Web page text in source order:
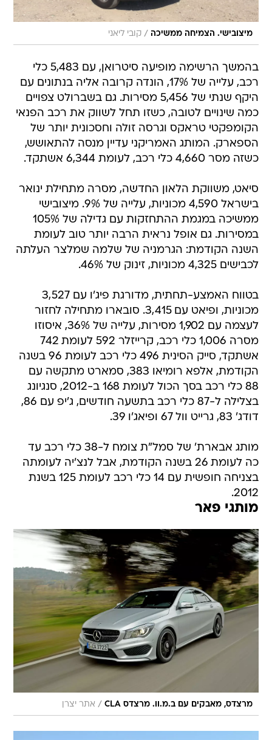
מיצובישי. הצמיחה ממשיכה / קובי ליאני
בהמשך הרשימה מופיעה סיטרואן, עם 5,483 כלי
רכב, עלייה של 17%, הונדה קרובה אליה בנתונים עם
היקף שנתי של 5,456 מסירות. גם בשברולט צפויים
כמה שינויים לטובה, כשזו תחל לשווק את רכב הפנאי
הקומפקטי טראקס וגרסה זולה וחסכונית יותר של
הספארק. המותג האמריקני עדיין מנסה להתאושש,
כשזה מסר 4,660 כלי רכב, לעומת 6,344 אשתקד.
סיאט, משווקת הלאון החדשה, מסרה מתחילת ינואר
בישראל 4,590 מכוניות, עלייה של 9%. מיצובישי
ממשיכה במגמת ההתחזקות עם גדילה של 105%
במסירות. גם אופל נראית הרבה יותר טוב לעומת
השנה הקודמת: הגרמניה של שלמה שמלצר העלתה
לכבישים 4,325 מכוניות, זינוק של 46%.
בטווח האמצע-תחתית, מדורגת פיג'ו עם 3,527
מכוניות, ופיאט עם 3,415. סובארו מתחילה לחזור
לעצמה עם 1,902 מסירות, עלייה של 36%, איסוזו
מסרה 1,006 כלי רכב, קרייזלר 592 לעומת 742
אשתקד, סייק הסינית 496 כלי רכב לעומת 96 בשנה
הקודמת, אלפא רומיאו 383, סמארט מתקשה עם
88 כלי רכב בסך הכול לעומת 168 ב-2012, סנגיונג
בצלילה ל-87 כלי רכב בתשעה חודשים, ג'יפ עם 86,
דודג' 83, גרייט וול 67 ופיאג'ו 39.
מותג אבארת' של סמל"ת צומח ל-38 כלי רכב עד
כה לעומת 26 בשנה הקודמת, אבל לנצ'יה לעומתה
בצניחה חופשית עם 14 כלי רכב לעומת 125 בשנת
2012.
מותגי פאר
מרצדס, מאבקים עם ב.מ.וו. מרצדס CLA / אתר יצרן